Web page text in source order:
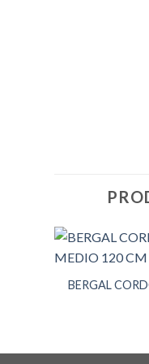
BERGAL